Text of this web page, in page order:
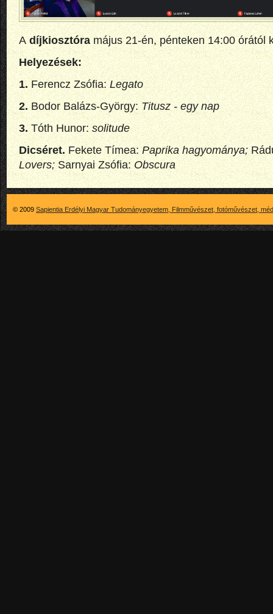
Adíjkiosztóramájus 21-én, pénteken 14:00 órától
Helyezések:
1.Ferencz Zsófia:Legato
2.Bodor Balázs-György:Titusz - egy nap
3.Tóth Hunor:solitude
Dicséret.Fekete Tímea:Paprika hagyománya;
Lovers;Sarnyai Zsófia: Obscura
© 2009 Sapientia Erdélyi Magyar Tudományegyetem, Filmművészet, fotóművészet,